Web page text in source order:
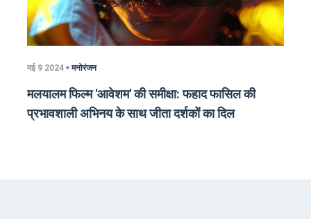
मई 9 2024 मनोरंजन
मलयालम फिल्म 'आवेशम' की समीक्षा: फहाद फासिल की
प्रभावशाली अभिनय के साथ जीता दर्शकों का दिल